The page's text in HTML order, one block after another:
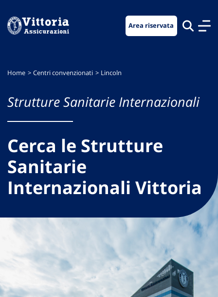
menu
contenuto
footer
Area riservata
Home Centri convenzionati Lincoln
Strutture Sanitarie Internazionali
Cerca le Strutture
Sanitarie
Internazionali Vittoria